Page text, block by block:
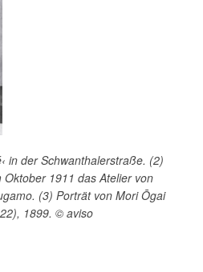
in der Schwanthalerstraße. (2)
1911 das Atelier von
(3) Porträt von Mori Ōgai
1899. © aviso